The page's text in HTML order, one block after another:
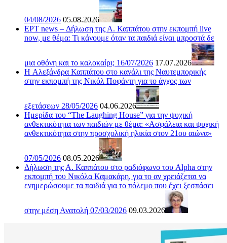
04/08/2026 05.08.2026
ΕΡΤ news – Δήλωση της Α. Καππάτου στην εκπομπή live
now, με θέμα: Τι κάνουμε όταν τα παιδιά είναι μπροστά δε
μια οθόνη και το καλοκαίρι; 16/07/2026 17.07.2026
H Αλεξάνδρα Καππάτου στο κανάλι της Ναυτεμπορικής
στην εκπομπή της Νικόλ Ποφάντη για το άγχος των
εξετάσεων 28/05/2026 04.06.2026
Ημερίδα του “The Laughing House” για την ψυχική
ανθεκτικότητα των παιδιών με θέμα: «Ασφάλεια και ψυχική
ανθεκτικότητα στην προσχολική ηλικία στον 21ου αιώνα»
07/05/2026 08.05.2026
Δήλωση της Α. Καππάτου στο ραδιόφωνο του Alpha στην
εκπομπή του Νικόλα Καμακάρη, για το αν χρειάζεται να
ενημερώσουμε τα παιδιά για το πόλεμο που έχει ξεσπάσει
στην μέση Ανατολή 07/03/2026 09.03.2026